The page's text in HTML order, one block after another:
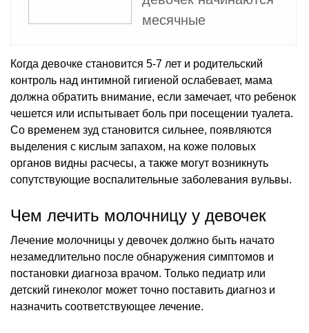
месячные
Когда девочке становится 5-7 лет и родительский
контроль над интимной гигиеной ослабевает, мама
должна обратить внимание, если замечает, что ребенок
чешется или испытывает боль при посещении туалета.
Со временем зуд становится сильнее, появляются
выделения с кислым запахом, на коже половых
органов видны расчесы, а также могут возникнуть
сопутствующие воспалительные заболевания вульвы.
Чем лечить молочницу у девочек
Лечение молочницы у девочек должно быть начато
незамедлительно после обнаружения симптомов и
постановки диагноза врачом. Только педиатр или
детский гинеколог может точно поставить диагноз и
назначить соответствующее лечение.